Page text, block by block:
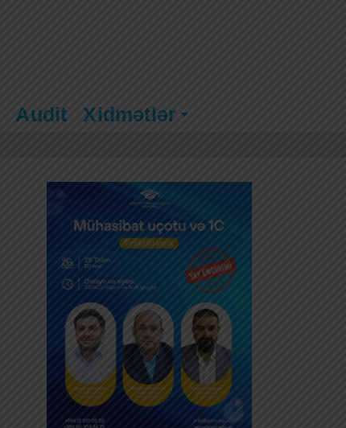
Audit Xidmətlər